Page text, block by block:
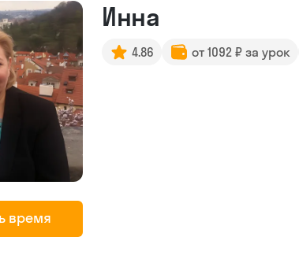
время
Инна
4.86 от 1092 ₽ за урок